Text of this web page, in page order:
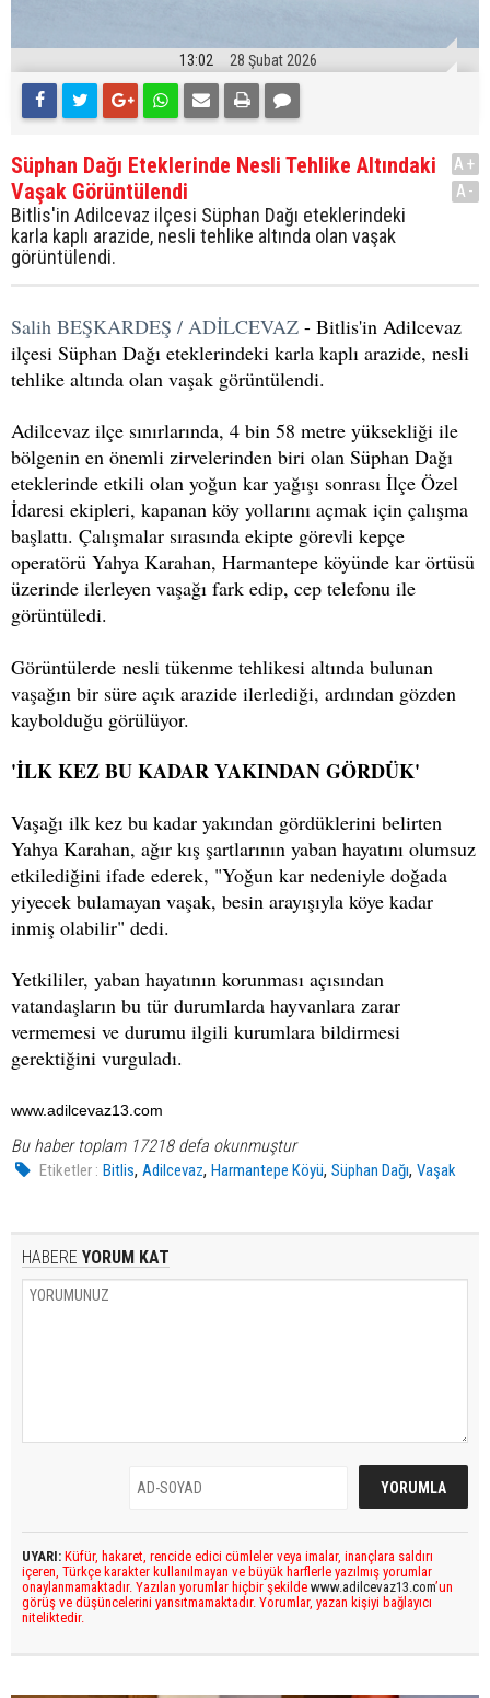
13:02 28 Şubat 2026
Süphan Dağı Eteklerinde Nesli Tehlike Altındaki
Vaşak Görüntülendi
Bitlis'in Adilcevaz ilçesi Süphan Dağı eteklerindeki
karla kaplı arazide, nesli tehlike altında olan vaşak
görüntülendi.
A+
A-
Salih BEŞKARDEŞ / ADİLCEVAZ - Bitlis'in Adilcevaz
ilçesi Süphan Dağı eteklerindeki karla kaplı arazide, nesli
tehlike altında olan vaşak görüntülendi.
Adilcevaz ilçe sınırlarında, 4 bin 58 metre yüksekliği ile
bölgenin en önemli zirvelerinden biri olan Süphan Dağı
eteklerinde etkili olan yoğun kar yağışı sonrası İlçe Özel
İdaresi ekipleri, kapanan köy yollarını açmak için çalışma
başlattı. Çalışmalar sırasında ekipte görevli kepçe
operatörü Yahya Karahan, Harmantepe köyünde kar örtüsü
üzerinde ilerleyen vaşağı fark edip, cep telefonu ile
görüntüledi.
Görüntülerde nesli tükenme tehlikesi altında bulunan
vaşağın bir süre açık arazide ilerlediği, ardından gözden
kaybolduğu görülüyor.
'İLK KEZ BU KADAR YAKINDAN GÖRDÜK'
Vaşağı ilk kez bu kadar yakından gördüklerini belirten
Yahya Karahan, ağır kış şartlarının yaban hayatını olumsuz
etkilediğini ifade ederek, "Yoğun kar nedeniyle doğada
yiyecek bulamayan vaşak, besin arayışıyla köye kadar
inmiş olabilir" dedi.
Yetkililer, yaban hayatının korunması açısından
vatandaşların bu tür durumlarda hayvanlara zarar
vermemesi ve durumu ilgili kurumlara bildirmesi
gerektiğini vurguladı.
www.adilcevaz13.com
Bu haber toplam 17218 defa okunmuştur
Etiketler : Bitlis,Adilcevaz,Harmantepe Köyü,Süphan Dağı,Vaşak
HABERE YORUM KAT
UYARI: Küfür, hakaret, rencide edici cümleler veya imalar, inançlara saldırı
içeren, Türkçe karakter kullanılmayan ve büyük harflerle yazılmış yorumlar
onaylanmamaktadır. Yazılan yorumlar hiçbir şekilde www.adilcevaz13.com’un
görüş ve düşüncelerini yansıtmamaktadır. Yorumlar, yazan kişiyi bağlayıcı
niteliktedir.